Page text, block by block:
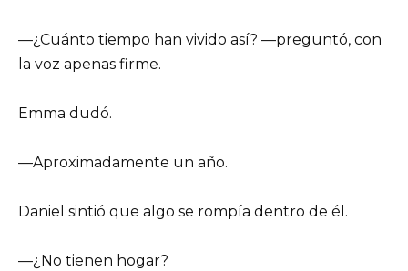
—¿Cuánto tiempo han vivido así? —preguntó, con
la voz apenas firme.
Emma dudó.
—Aproximadamente un año.
Daniel sintió que algo se rompía dentro de él.
—¿No tienen hogar?